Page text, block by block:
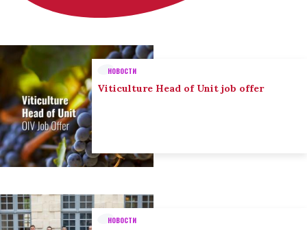
НОВОСТИ
Viticulture Head of Unit job offer
НОВОСТИ